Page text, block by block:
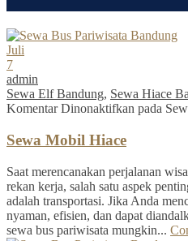
Juli
7
admin
Sewa Elf Bandung, Sewa Hiace
Komentar Dinonaktifkan pada
Sewa Mobil Hiace
Saat merencanakan perjalanan
rekan kerja, salah satu aspek
adalah transportasi. Jika Anda
nyaman, efisien, dan dapat
sewa bus pariwisata mungkin...